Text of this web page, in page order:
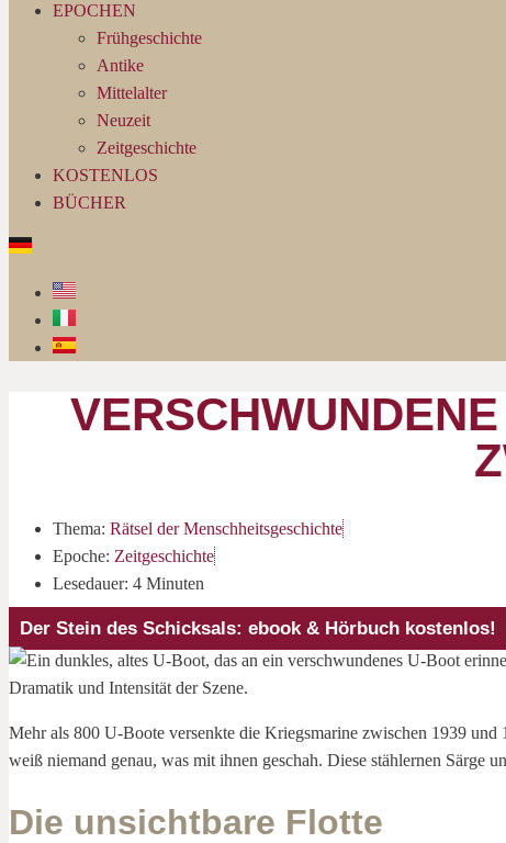
EPOCHEN
Frühgeschichte
Antike
Mittelalter
Neuzeit
Zeitgeschichte
KOSTENLOS
BÜCHER
Thema: Rätsel der Menschheitsgeschichte
Epoche: Zeitgeschichte
Lesedauer: 4 Minuten
Der Stein des Schicksals: ebook & Hörbuch kostenlos!
Mehr als 800 U-Boote versenkte die Kriegsmarine zwischen 1939
weiß niemand genau, was mit ihnen geschah. Diese stählernen Särge
Die unsichtbare Flotte